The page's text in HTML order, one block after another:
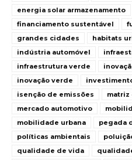
energia solar armazenamento
financiamento sustentável
grandes cidades
habitats
indústria automóvel
infraestrutura verde
inovação verde
isenção de emissões
matriz
mercado automotivo
mobilidade urbana
pegada
políticas ambientais
qualidade de vida